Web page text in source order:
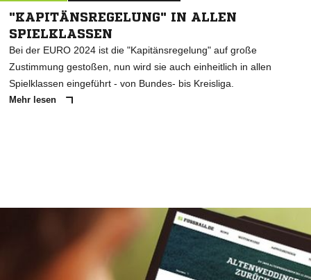
"KAPITÄNSREGELUNG" IN ALLEN
SPIELKLASSEN
Bei der EURO 2024 ist die "Kapitänsregelung" auf große
Zustimmung gestoßen, nun wird sie auch einheitlich in allen
Spielklassen eingeführt - von Bundes- bis Kreisliga.
Mehr lesen